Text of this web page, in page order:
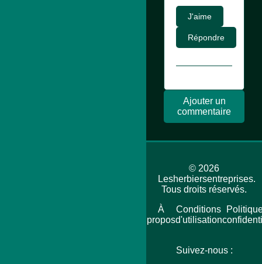
J'aime
Répondre
Ajouter un
commentaire
© 2026
Lesherbiersentreprises.
Tous droits réservés.
À
propos
Conditions
d'utilisation
Suivez-nous :